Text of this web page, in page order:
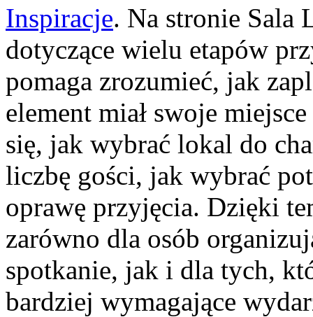
Inspiracje. Na stronie Sala
dotyczące wielu etapów
pomaga zrozumieć, jak
element miał swoje
się, jak wybrać lokal do
liczbę gości, jak wybrać
oprawę przyjęcia. Dzięki
zarówno dla osób
spotkanie, jak i dla tych,
bardziej wymagające